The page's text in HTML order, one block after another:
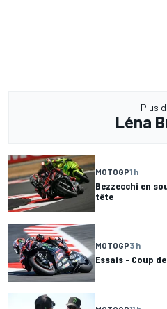
Plus
Léna
MOTOGP1 h
Bezzecchi en
tête
MOTOGP3 h
Essais - Coup